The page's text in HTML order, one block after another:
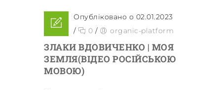
Опубліковано о 02.01.2023
/
0 / organic-platform
ЗЛАКИ ВДОВИЧЕНКО | МОЯ
ЗЕМЛЯ(ВІДЕО РОСІЙСЬКОЮ
МОВОЮ)